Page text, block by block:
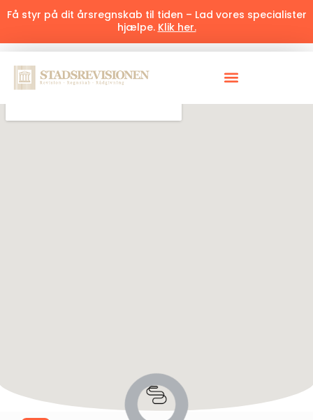
Få styr på dit årsregnskab til tiden – Lad vores specialister
hjælpe. Klik her.